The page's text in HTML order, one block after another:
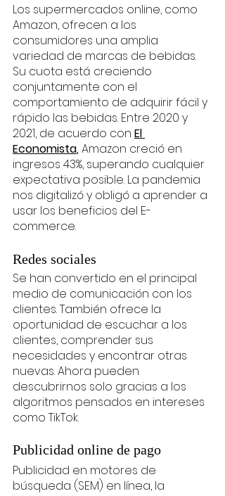
Los supermercados online, como
Amazon, ofrecen a los
consumidores una amplia
variedad de marcas de bebidas.
Su cuota está creciendo
conjuntamente con el
comportamiento de adquirir fácil y
rápido las bebidas. Entre 2020 y
2021, de acuerdo con El
Economista, Amazon creció en
ingresos 43%, superando cualquier
expectativa posible. La pandemia
nos digitalizó y obligó a aprender a
usar los beneficios del E-
commerce.
Redes sociales
Se han convertido en el principal
medio de comunicación con los
clientes. También ofrece la
oportunidad de escuchar a los
clientes, comprender sus
necesidades y encontrar otras
nuevas. Ahora pueden
descubrirnos solo gracias a los
algoritmos pensados en intereses
como TikTok.
Publicidad online de pago
Publicidad en motores de
búsqueda (SEM) en línea, la